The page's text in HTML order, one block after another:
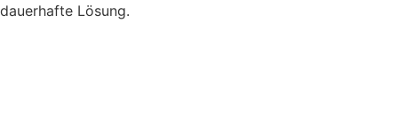
dauerhafte Lösung.